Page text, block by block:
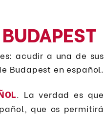
acudir a una de sus
Budapest en español.
. La verdad es que
que os permitirá